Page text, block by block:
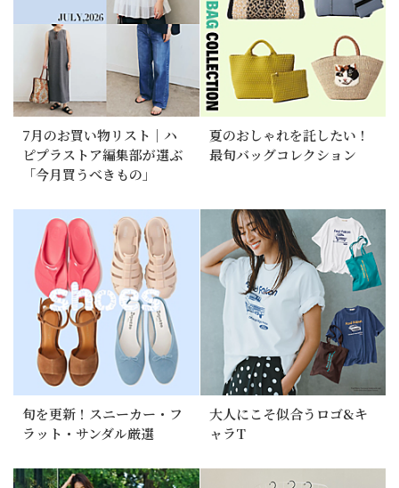
7月のお買い物リスト｜ハ
ピプラストア編集部が選ぶ
「今月買うべきもの」
夏のおしゃれを託したい！
最旬バッグコレクション
旬を更新！スニーカー・フ
ラット・サンダル厳選
大人にこそ似合うロゴ&キ
ャラT